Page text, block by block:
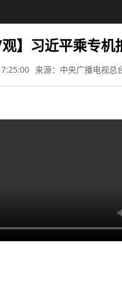
观】习近平乘专
来源：中央广播电视总